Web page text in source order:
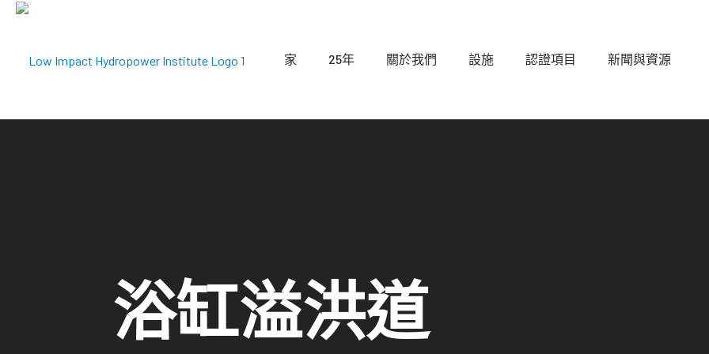
家 25年 關於我們 設施 認證項目 新聞與資源
浴缸溢洪道